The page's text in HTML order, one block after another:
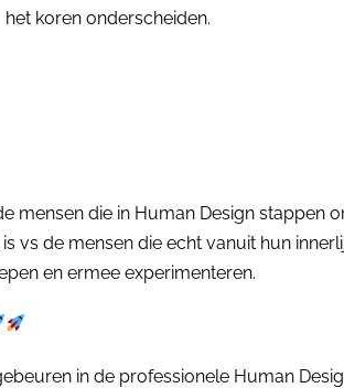
het koren onderscheiden.
mensen die in Human Design stappen
vs de mensen die echt vanuit hun
en ermee experimenteren.
in de professionele Human